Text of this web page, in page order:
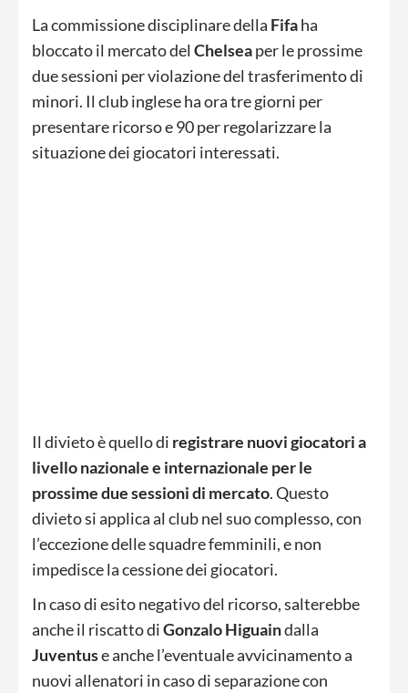
La commissione disciplinare della Fifaha
bloccato il mercato del Chelseaper le prossime
due sessioni per violazione del trasferimento di
minori. Il club inglese ha ora tre giorni per
presentare ricorso e 90 per regolarizzare la
situazione dei giocatori interessati.
Il divieto è quello di registrare nuovi giocatori a
livello nazionale e internazionale per le
prossime due sessioni di mercato. Questo
divieto si applica al club nel suo complesso, con
l’eccezione delle squadre femminili, e non
impedisce la cessione dei giocatori.
In caso di esito negativo del ricorso, salterebbe
anche il riscatto diGonzalo Higuaindalla
Juventuse anche l’eventuale avvicinamento a
nuovi allenatori in caso di separazione con